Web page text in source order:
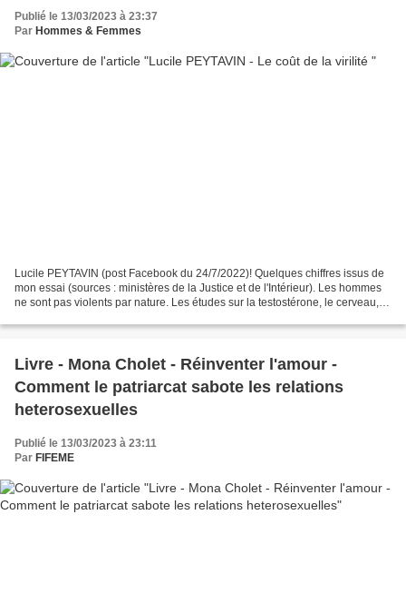
Publié le 13/03/2023 à 23:37
Par Hommes & Femmes
Lucile PEYTAVIN (post Facebook du 24/7/2022)! Quelques chiffres issus de
mon essai (sources : ministères de la Justice et de l'Intérieur). Les hommes
ne sont pas violents par nature. Les études sur la testostérone, le cerveau,
Livre - Mona Cholet - Réinventer l'amour -
Comment le patriarcat sabote les relations
heterosexuelles
Publié le 13/03/2023 à 23:11
Par FIFEME